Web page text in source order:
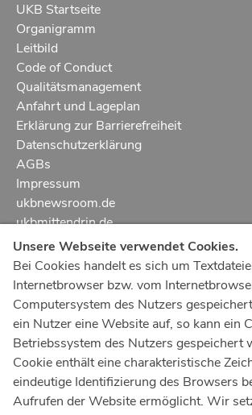
UKB Startseite
Organigramm
Leitbild
Code of Conduct
Qualitätsmanagement
Anfahrt und Lageplan
Erklärung zur Barrierefreiheit
Datenschutzerklärung
AGBs
Impressum
ukbnewsroom.de
ukbmittendrin.de
Notruf112
Ärztlicher Notdienst116 117
Giftnotrufzentrale
Tel: +49 22819240
Notfallzentrum Bonn
Kindernotfallzentrum Bonn
Unsere Webseite verwendet Cookies.
Bei Cookies handelt es sich um
Internetbrowser bzw. vom
Computersystem des Nutzers
ein Nutzer eine Website auf, so kann ein
Betriebssystem des Nutzers gespeichert
Cookie enthält eine charakteristische
eindeutige Identifizierung des Browsers
Aufrufen der Website ermöglicht. Wir